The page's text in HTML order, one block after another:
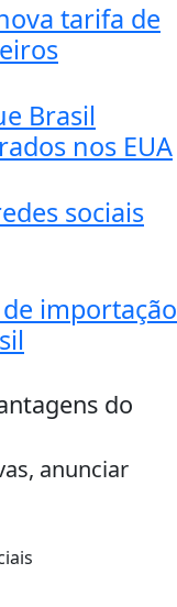
tarifa de
Brasil
nos EUA
sociais
importação
do
anunciar